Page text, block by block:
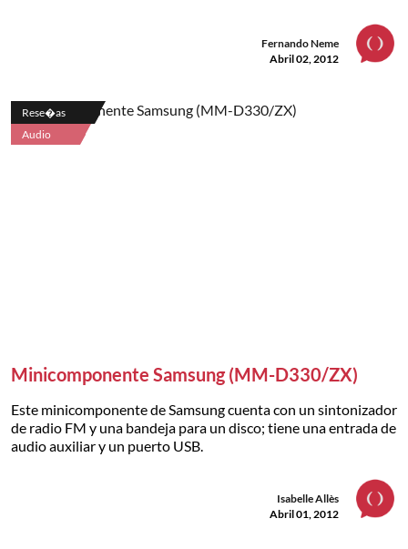
Fernando Neme
Abril 02, 2012
Rese�as
Audio
Minicomponente Samsung (MM-D330/ZX)
Este minicomponente de Samsung cuenta con un sintonizador
de radio FM y una bandeja para un disco; tiene una entrada de
audio auxiliar y un puerto USB.
Isabelle Allès
Abril 01, 2012